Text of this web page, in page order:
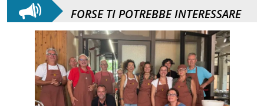
FORSE TI POTREBBE INTERESSARE